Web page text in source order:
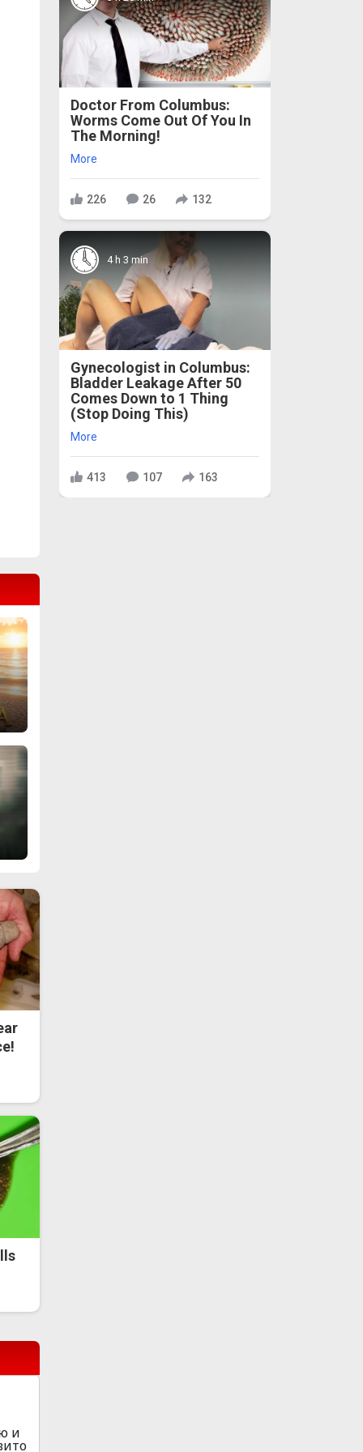
и
Doctor From Columbus:
Worms Come Out Of You In
The Morning!
More
226 26 132
4 h 3 min
Gynecologist in Columbus:
Bladder Leakage After 50
Comes Down to 1 Thing
(Stop Doing This)
More
413 107 163